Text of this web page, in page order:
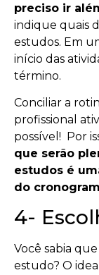
preciso ir
indique quais
estudos. Em
início das
término.
Conciliar a
profissional
possível! Por
que serão
estudos é
do
4-
Você sabia
estudo? O